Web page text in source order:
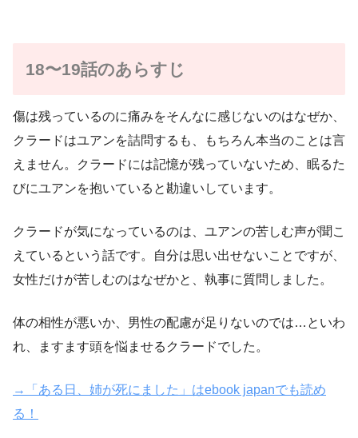
18〜19話のあらすじ
傷は残っているのに痛みをそんなに感じないのはなぜか、
クラードはユアンを詰問するも、もちろん本当のことは言
えません。クラードには記憶が残っていないため、眠るた
びにユアンを抱いていると勘違いしています。
クラードが気になっているのは、ユアンの苦しむ声が聞こ
えているという話です。自分は思い出せないことですが、
女性だけが苦しむのはなぜかと、執事に質問しました。
体の相性が悪いか、男性の配慮が足りないのでは…といわ
れ、ますます頭を悩ませるクラードでした。
→「ある日、姉が死にました」はebook japanでも読め
る！